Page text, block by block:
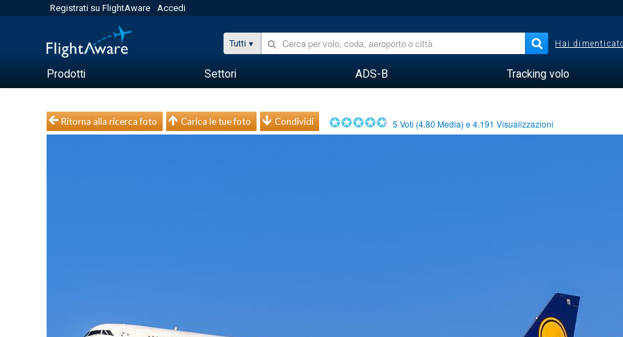
Registrati su FlightAware Accedi
Tutti Hai
Prodotti Settori ADS-B Tracking volo
Ritorna alla ricerca foto Carica le tue foto Condividi 5 Voti (4.80 Media) e4.191 Visualizzazioni